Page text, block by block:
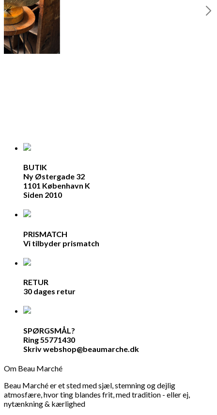
BUTIK
Ny Østergade 32
1101 København K
Siden 2010
PRISMATCH
Vi tilbyder prismatch
RETUR
30 dages retur
SPØRGSMÅL?
Ring 55771430
Skriv webshop@beaumarche.dk
Om Beau Marché
Beau Marché er et sted med sjæl, stemning og dejlig
atmosfære, hvor ting blandes frit, med tradition - eller ej,
nytænkning & kærlighed